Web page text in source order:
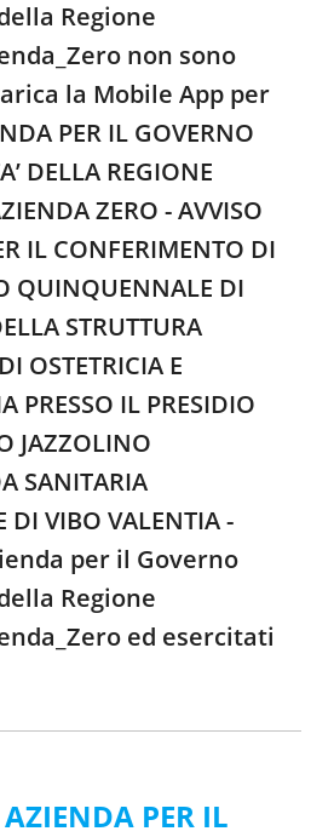
Regione
non sono
la Mobile App per
PER IL GOVERNO
DELLA REGIONE
ZERO - AVVISO
IL CONFERIMENTO DI
QUINQUENNALE DI
STRUTTURA
OSTETRICIA E
PRESSO IL PRESIDIO
JAZZOLINO
SANITARIA
DI VIBO VALENTIA -
per il Governo
Regione
ed esercitati
PER IL